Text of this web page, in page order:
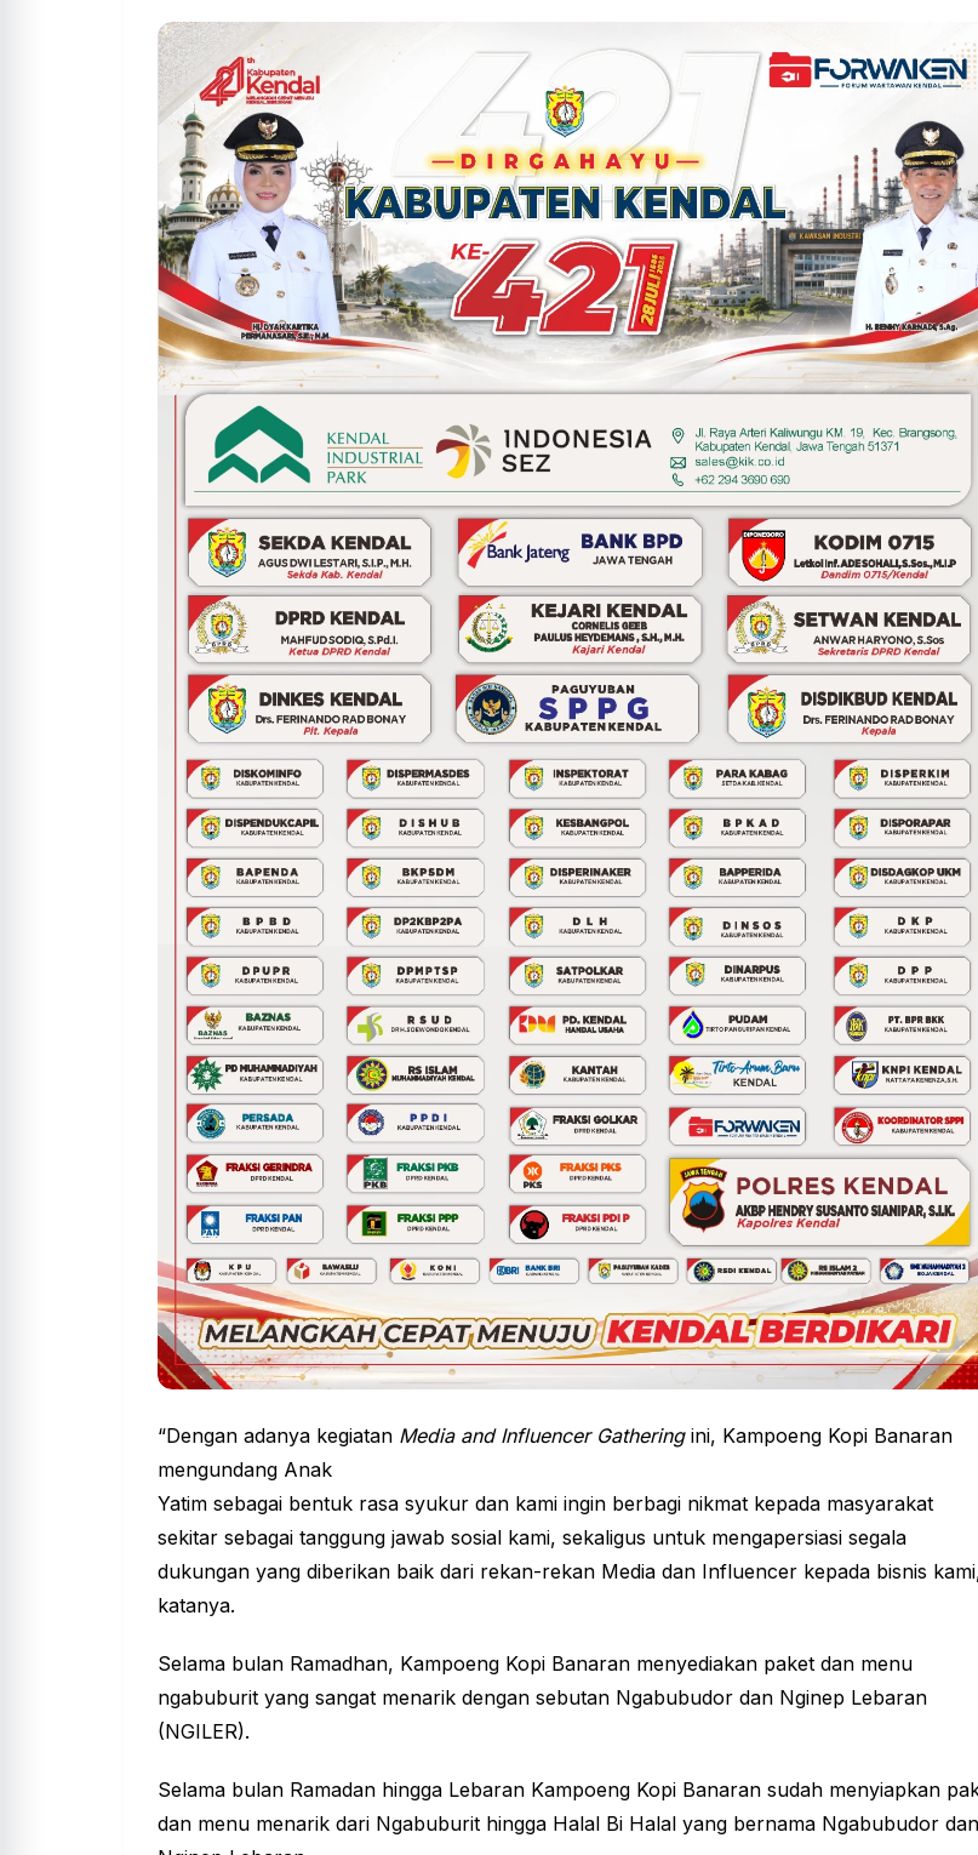
“Dengan adanya kegiatan Media and Influencer Gatheringini, Kampoeng Kopi Banaran
mengundang Anak
Yatim sebagai bentuk rasa syukur dan kami ingin berbagi nikmat kepada masyarakat
sekitar sebagai tanggung jawab sosial kami, sekaligus untuk mengapersiasi segala
dukungan yang diberikan baik dari rekan-rekan Media dan Influencer kepada bisnis
katanya.
Selama bulan Ramadhan, Kampoeng Kopi Banaran menyediakan paket dan menu
ngabuburit yang sangat menarik dengan sebutan Ngabubudor dan Nginep Lebaran
(NGILER).
Selama bulan Ramadan hingga Lebaran Kampoeng Kopi Banaran sudah menyiapkan
dan menu menarik dari Ngabuburit hingga Halal Bi Halal yang bernama Ngabubudor dan